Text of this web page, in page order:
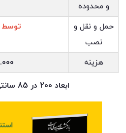
و محدوده
حمل و نقل و
نصب
توسط
هزینه
ابعاد 200 در 85 سانتی متر (vip)